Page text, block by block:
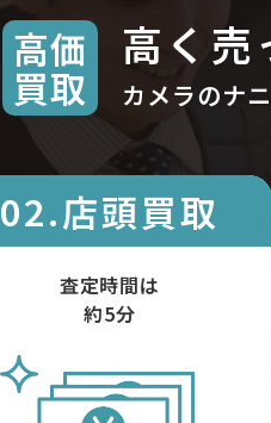
高価
買取
高く売
カメラのナ
02.店頭買取
査定時間は
約5分